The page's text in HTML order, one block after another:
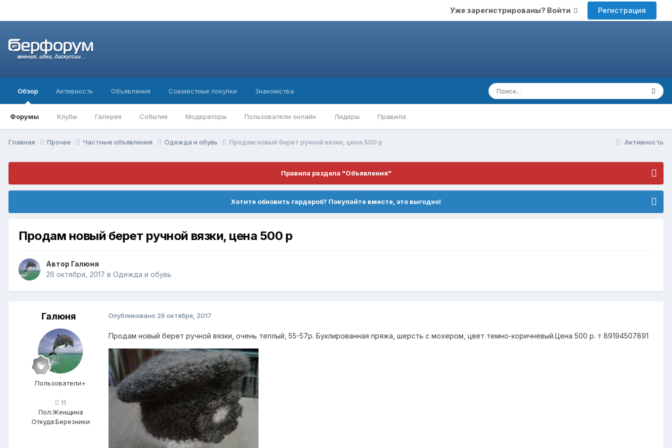
Уже зарегистрированы? Войти Регистрация
Обзор
Форумы Клубы Галерея События Модераторы Пользователи онлайн Лидеры Правила
Активность Объявления Совместные покупки Знакомства
Активность
Главная Прочее Частные объявления Одежда и обувь Продам новый берет ручной вязки, цена 500 р
Правила раздела "Объявления"
Хотите обновить гардероб? Покупайте вместе, это выгодно!
Продам новый берет ручной вязки, цена 500 р
Автор Галюня
26 октября, 2017 в Одежда и обувь
Галюня
Пользователи+
11
Пол:Женщина
Откуда:Березники
Опубликовано 26 октября, 2017
Продам новый берет ручной вязки, очень теплый, 55-57р. Буклированная пряжа, шерсть с мохером, цвет темно-коричневый.Цена 500 р. т 89194507891